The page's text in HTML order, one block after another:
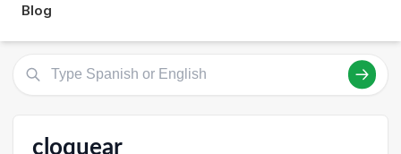
Blog
cloquear